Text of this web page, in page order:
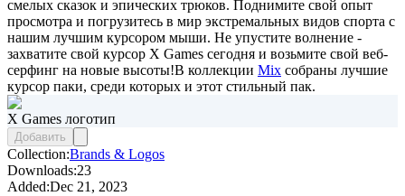
смелых сказок и эпических трюков. Поднимите свой опыт
просмотра и погрузитесь в мир экстремальных видов спорта с
нашим лучшим курсором мыши. Не упустите волнение -
захватите свой курсор X Games сегодня и возьмите свой веб-
серфинг на новые высоты!В коллекции Mix собраны лучшие
курсор паки, среди которых и этот стильный пак.
X Games логотип
Добавить
Collection:Brands & Logos
Downloads:23
Added:Dec 21, 2023